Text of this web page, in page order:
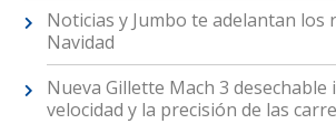
Noticias y Jumbo te adelantan los
Navidad
Nueva Gillette Mach 3 desechable
velocidad y la precisión de las